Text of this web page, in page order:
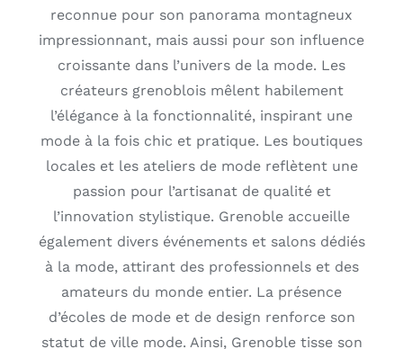
reconnue pour son panorama montagneux
impressionnant, mais aussi pour son influence
croissante dans l’univers de la mode. Les
créateurs grenoblois mêlent habilement
l’élégance à la fonctionnalité, inspirant une
mode à la fois chic et pratique. Les boutiques
locales et les ateliers de mode reflètent une
passion pour l’artisanat de qualité et
l’innovation stylistique. Grenoble accueille
également divers événements et salons dédiés
à la mode, attirant des professionnels et des
amateurs du monde entier. La présence
d’écoles de mode et de design renforce son
statut de ville mode. Ainsi, Grenoble tisse son